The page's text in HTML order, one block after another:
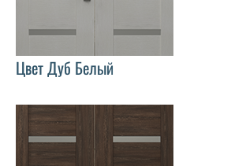
Цвет Дуб Белый